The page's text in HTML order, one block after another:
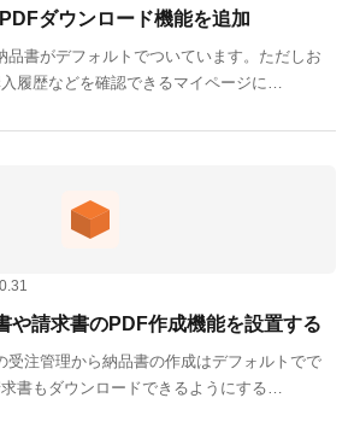
ダウンロード機能を追加
品書がデフォルトでついています。ただしお
履歴などを確認できるマイページに…
や請求書のPDF作成機能を設置する
受注管理から納品書の作成はデフォルトでで
書もダウンロードできるようにする…